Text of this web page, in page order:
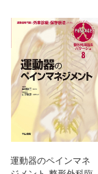
運動器のペインマネ